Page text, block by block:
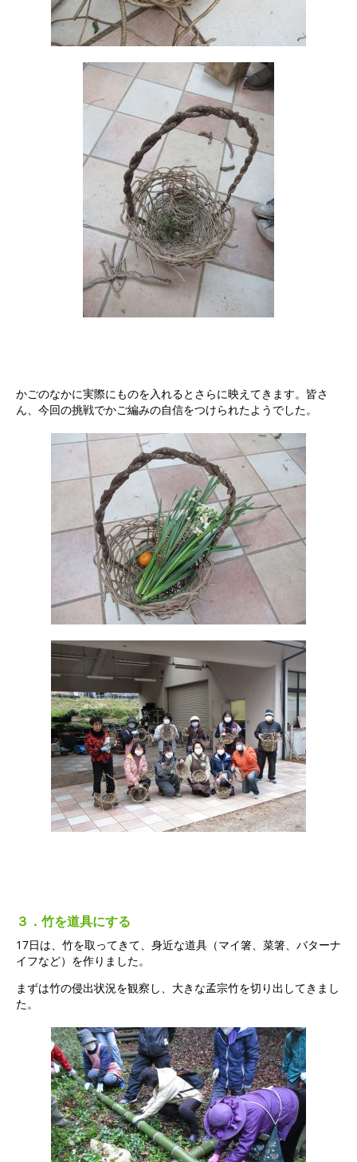
かごのなかに実際にものを入れるとさらに映えてきます。皆さ
ん、今回の挑戦でかご編みの自信をつけられたようでした。
３．竹を道具にする
17日は、竹を取ってきて、身近な道具（マイ箸、菜箸、バターナ
イフなど）を作りました。
まずは竹の侵出状況を観察し、大きな孟宗竹を切り出してきまし
た。